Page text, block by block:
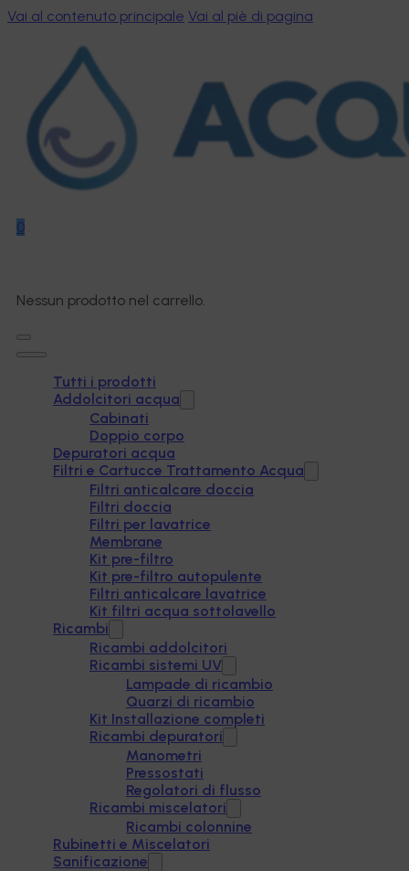
Vai al contenuto principale Vai al piè di pagina
0
Nessun prodotto nel carrello.
Tutti i prodotti
Addolcitori acqua
Cabinati
Doppio corpo
Depuratori acqua
Filtri e Cartucce Trattamento Acqua
Filtri anticalcare doccia
Filtri doccia
Filtri per lavatrice
Membrane
Kit pre-filtro
Kit pre-filtro autopulente
Filtri anticalcare lavatrice
Kit filtri acqua sottolavello
Ricambi
Ricambi addolcitori
Ricambi sistemi UV
Lampade di ricambio
Quarzi di ricambio
Kit Installazione completi
Ricambi depuratori
Manometri
Pressostati
Regolatori di flusso
Ricambi miscelatori
Ricambi colonnine
Rubinetti e Miscelatori
Sanificazione